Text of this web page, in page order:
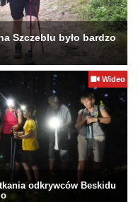
Szczeblu było bardzo
Wideo
odkrywców Beskidu